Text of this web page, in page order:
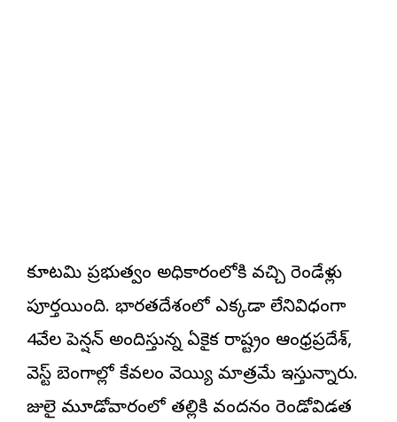
కూటమి ప్రభుత్వం అధికారంలోకి వచ్చి రెండేళ్లు
పూర్తయింది. భారతదేశంలో ఎక్కడా లేనివిధంగా
4వేల పెన్షన్ అందిస్తున్న ఏకైక రాష్ట్రం ఆంధ్రప్రదేశ్,
వెస్ట్ బెంగాల్లో కేవలం వెయ్యి మాత్రమే ఇస్తున్నారు.
జులై మూడోవారంలో తల్లికి వందనం రెండోవిడత